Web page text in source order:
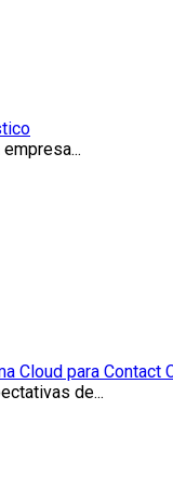
Cloud para Contact
de...